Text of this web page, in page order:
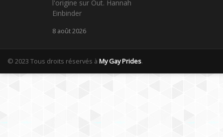
l'origine sur Out. Hannah
Einbinder
8 août 2026
© 2023 Tous droits réservés à My Gay Prides.